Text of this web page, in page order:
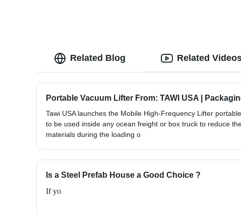
Related Blog
Portable Vacuum Lifter From: TAWI USA |
Tawi USA launches the Mobile High-Frequency Lifter
to be used inside any ocean freight or box truck to reduce
materials during the loading o
Is a Steel Prefab House a Good Choice ?
If yo
Related